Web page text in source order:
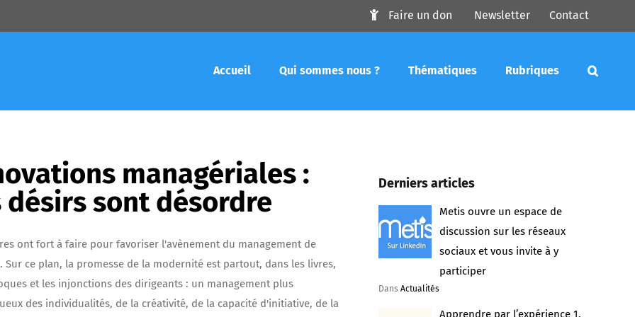
Faire un don Newsletter Contact
Accueil Qui sommes nous ? Thématiques Rubriques
managériales :
désirs sont désordre
ont fort à faire pour favoriser l'avènement du management de
Sur ce plan, la promesse de la modernité est partout, dans les livres,
et les injonctions des dirigeants : un management plus
des individualités, de la créativité, de la capacité d'initiative, de la
Derniers articles
Metis ouvre un espace de
discussion sur les réseaux
sociaux et vous invite à y
participer
Dans Actualités